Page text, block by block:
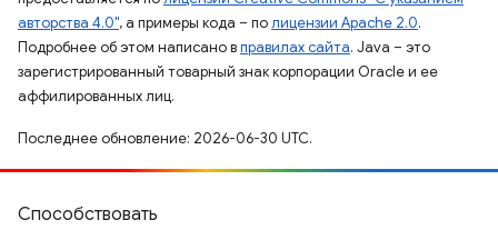
авторства 4.0", а примеры кода – полицензии Apache 2.0.
Подробнее об этом написано вправилах сайта. Java – это
зарегистрированный товарный знак корпорации Oracle и ее
аффилированных лиц.
Последнее обновление: 2026-06-30 UTC.
Способствовать